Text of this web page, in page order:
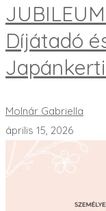
Díjátadó
Molnár Gabriella
április 15, 2026